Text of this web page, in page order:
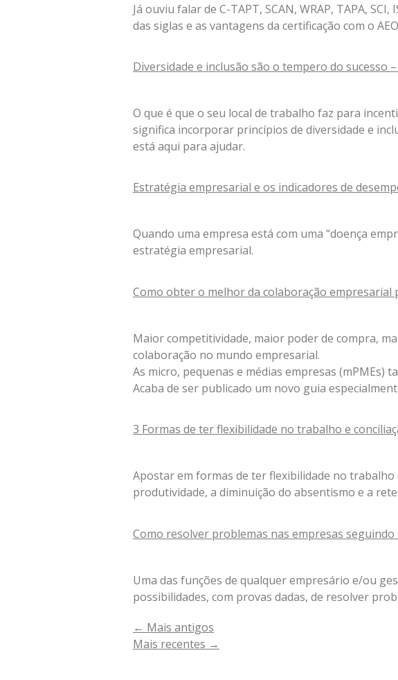
Já ouviu falar de C-TAPT, SCAN, WRAP, TAPA,
das siglas e as vantagens da certificação com o
Diversidade e inclusão são o tempero do sucesso –
O que é que o seu local de trabalho faz para
significa incorporar princípios de diversidade e
está aqui para ajudar.
Estratégia empresarial e os indicadores de
Quando uma empresa está com uma “doença
estratégia empresarial.
Como obter o melhor da colaboração empresarial
Maior competitividade, maior poder de compra,
colaboração no mundo empresarial.
As micro, pequenas e médias empresas (mPMEs)
Acaba de ser publicado um novo guia
3 Formas de ter flexibilidade no trabalho e
Apostar em formas de ter flexibilidade no
produtividade, a diminuição do absentismo e a
Como resolver problemas nas empresas
Uma das funções de qualquer empresário e/ou
possibilidades, com provas dadas, de resolver
← Mais antigos
Mais recentes →